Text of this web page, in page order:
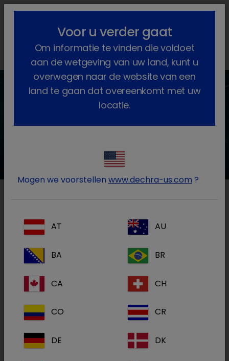
lock_outline search menu
Nutrition
Omega-3 and nutrition
Voor u verder gaat
Om informatie te vinden die voldoet
aan de wetgeving van uw land, kunt u
overwegen naar de website van een
land te gaan dat overeenkomt met uw
locatie.
Mogen we voorstellen www.dechra-us.com ?
AT AU
BA BR
CA CH
CO CR
DE DK